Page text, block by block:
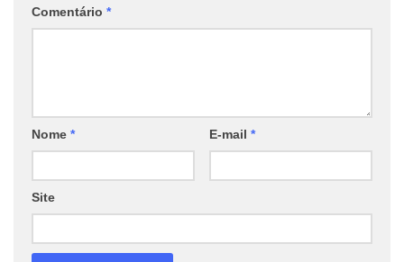
Comentário *
Nome * E-mail *
Site